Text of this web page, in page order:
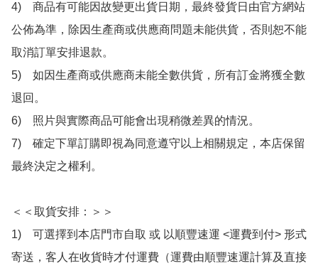
4)　商品有可能因故變更出貨日期，最終發貨日由官方網站
公佈為準，除因生產商或供應商問題未能供貨，否則恕不能
取消訂單安排退款。
5)　如因生產商或供應商未能全數供貨，所有訂金將獲全數
退回。
6)　照片與實際商品可能會出現稍微差異的情況。
7)　確定下單訂購即視為同意遵守以上相關規定，本店保留
最終決定之權利。
＜＜取貨安排：＞＞
1)　可選擇到本店門市自取 或 以順豐速運 <運費到付> 形式
寄送，客人在收貨時才付運費（運費由順豐速運計算及直接